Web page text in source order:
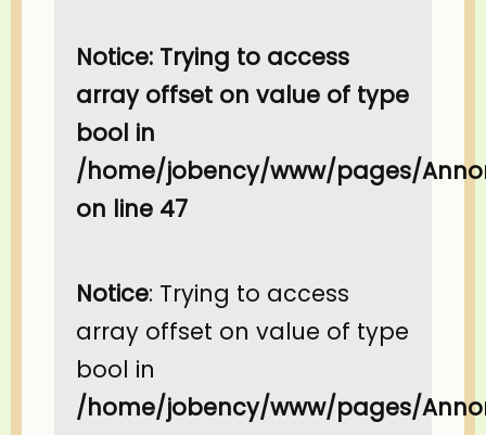
Notice: Trying to access
array offset on value of type
bool in
/home/jobency/www/pages/
on line 47
Notice: Trying to access
array offset on value of type
bool in
/home/jobency/www/pages/